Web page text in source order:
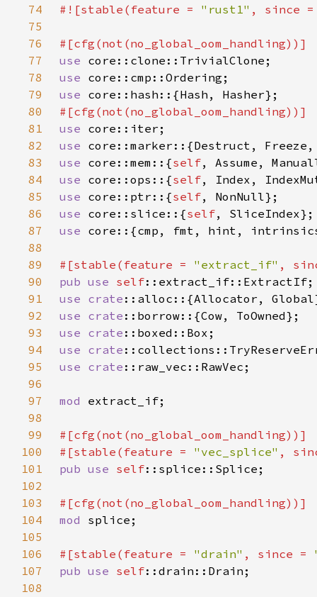
74
#![stable(feature = "rust1" , since
75
76
77
use
78
use
79
use
80
81
use
82
use
83
use core::mem::{self
84
use core::ops::{self
85
use core::ptr::{self
86
use core::slice::{self
87
use
88
89
#[stable(feature = "extract_if" ,
90
pub use self
91
use crate
92
use crate
93
use crate
94
use crate
95
use crate
96
97
mod
98
99
100
#[stable(feature = "vec_splice" ,
101
pub use self
102
103
104
mod
105
106
#[stable(feature = "drain" , since =
107
pub use self
108